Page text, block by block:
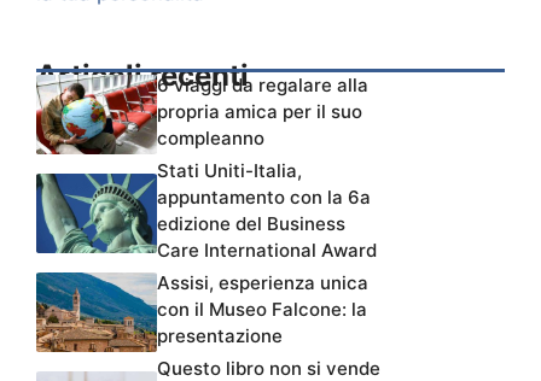
Articoli recenti6 viaggi da regalare alla
propria amica per il suo
compleanno
Stati Uniti-Italia,
appuntamento con la 6a
edizione del Business
Care International Award
Assisi, esperienza unica
con il Museo Falcone: la
presentazione
Questo libro non si vende